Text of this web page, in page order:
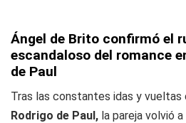
Ángel de Brito confirmó el
escandaloso del romance
de Paul
Tras las constantes idas y vueltas
Rodrigo de Paul, la pareja volvió